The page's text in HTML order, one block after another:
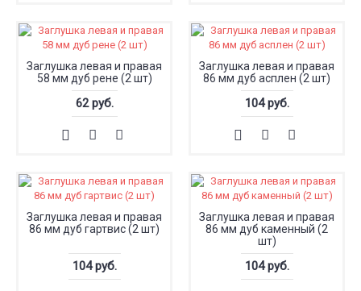
Заглушка левая и правая
58 мм дуб рене (2 шт)
62 руб.
Заглушка левая и правая
86 мм дуб асплен (2 шт)
104 руб.
Заглушка левая и правая
86 мм дуб гартвис (2 шт)
104 руб.
Заглушка левая и правая
86 мм дуб каменный (2
шт)
104 руб.